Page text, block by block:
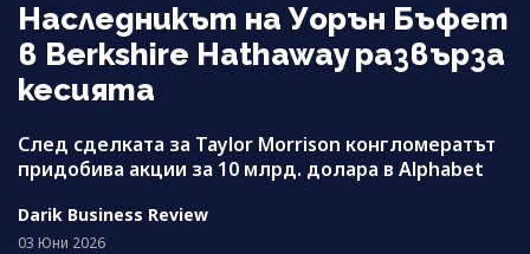
Наследникът на Уорън Бъфет
в Berkshire Hathaway развърза
кесията
След сделката за Taylor Morrison конгломератът
придобива акции за 10 млрд. долара в Alphabet
Darik Business Review
03 Юни 2026